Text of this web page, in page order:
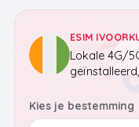
ESIM
Lokale 4G/
Kies je bestemming